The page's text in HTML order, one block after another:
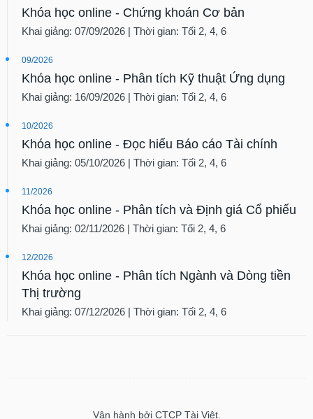
Khóa học online - Chứng khoán Cơ bản
Khai giảng: 07/09/2026 | Thời gian: Tối 2, 4, 6
09/2026
Khóa học online - Phân tích Kỹ thuật Ứng dụng
Khai giảng: 16/09/2026 | Thời gian: Tối 2, 4, 6
10/2026
Khóa học online - Đọc hiểu Báo cáo Tài chính
Khai giảng: 05/10/2026 | Thời gian: Tối 2, 4, 6
11/2026
Khóa học online - Phân tích và Định giá Cổ phiếu
Khai giảng: 02/11/2026 | Thời gian: Tối 2, 4, 6
12/2026
Khóa học online - Phân tích Ngành và Dòng tiền
Thị trường
Khai giảng: 07/12/2026 | Thời gian: Tối 2, 4, 6
Vận hành bởi CTCP Tài Việt.